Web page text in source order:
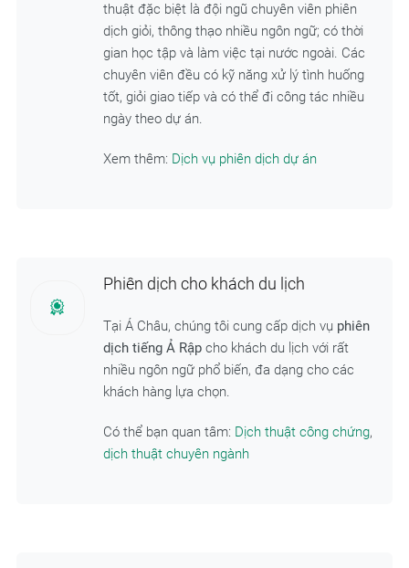
thuật đặc biệt là đội ngũ chuyên viên phiên
dịch giỏi, thông thạo nhiều ngôn ngữ; có thời
gian học tập và làm việc tại nước ngoài. Các
chuyên viên đều có kỹ năng xử lý tình huống
tốt, giỏi giao tiếp và có thể đi công tác nhiều
ngày theo dự án.
Xem thêm: Dịch vụ phiên dịch dự án
Phiên dịch cho khách du lịch
Tại Á Châu, chúng tôi cung cấp dịch vụ phiên
dịch tiếng Ả Rậpcho khách du lịch với rất
nhiều ngôn ngữ phổ biến, đa dạng cho các
khách hàng lựa chọn.
Có thể bạn quan tâm: Dịch thuật công chứng,
dịch thuật chuyên ngành